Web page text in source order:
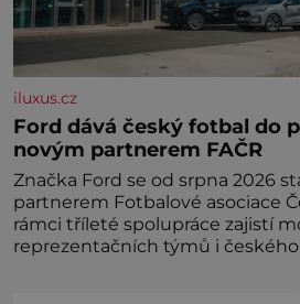
iluxus.cz
Ford dává český fotbal do
novým partnerem FAČR
Značka Ford se od srpna 2026
partnerem Fotbalové asociace
rámci tříleté spolupráce zajistí
reprezentačních týmů i